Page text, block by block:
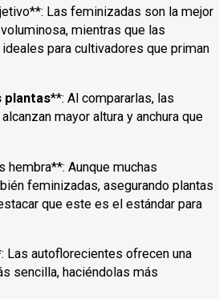
Las feminizadas son la mejor
mientras que las
para cultivadores que priman
plantas**: Al compararlas, las
mayor altura y anchura que
hembra**: Aunque muchas
feminizadas, asegurando plantas
que este es el estándar para
Las autoflorecientes ofrecen una
sencilla, haciéndolas más